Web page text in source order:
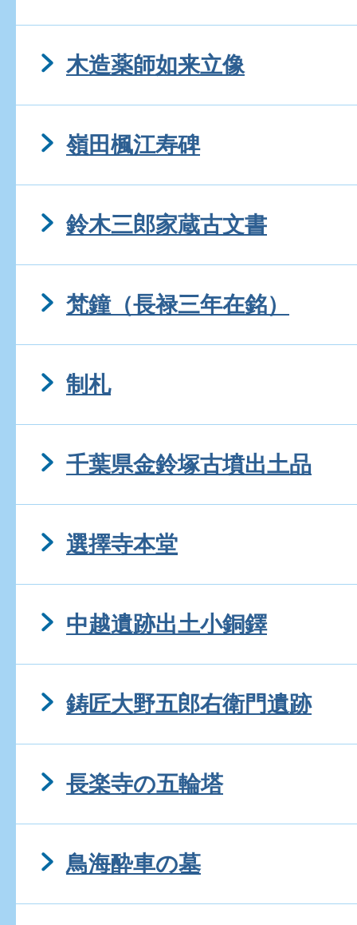
木造薬師如来立像
嶺田楓江寿碑
鈴木三郎家蔵古文書
梵鐘（長禄三年在銘）
制札
千葉県金鈴塚古墳出土品
選擇寺本堂
中越遺跡出土小銅鐸
鋳匠大野五郎右衛門遺跡
長楽寺の五輪塔
鳥海酔車の墓